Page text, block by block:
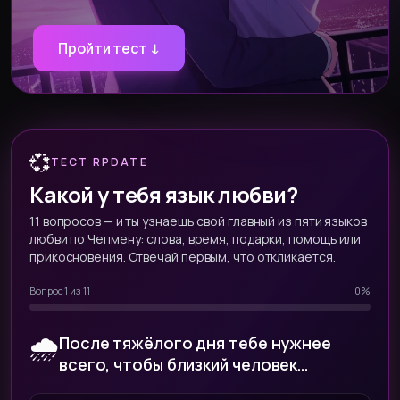
Пройти тест ↓
💞ТЕСТ RPDATE
Какой у тебя язык любви?
11 вопросов — и ты узнаешь свой главный из пяти языков
любви по Чепмену: слова, время, подарки, помощь или
прикосновения. Отвечай первым, что откликается.
Вопрос 1 из 11 0%
🌧️После тяжёлого дня тебе нужнее
всего, чтобы близкий человек…